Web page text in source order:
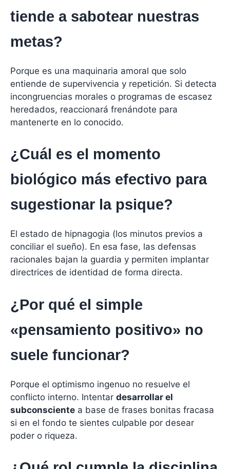
tiende a sabotear nuestras
metas?
Porque es una maquinaria amoral que solo
entiende de supervivencia y repetición. Si detecta
incongruencias morales o programas de escasez
heredados, reaccionará frenándote para
mantenerte en lo conocido.
¿Cuál es el momento
biológico más efectivo para
sugestionar la psique?
El estado de hipnagogia (los minutos previos a
conciliar el sueño). En esa fase, las defensas
racionales bajan la guardia y permiten implantar
directrices de identidad de forma directa.
¿Por qué el simple
«pensamiento positivo» no
suele funcionar?
Porque el optimismo ingenuo no resuelve el
conflicto interno. Intentar desarrollar el
subconsciente a base de frases bonitas fracasa
si en el fondo te sientes culpable por desear
poder o riqueza.